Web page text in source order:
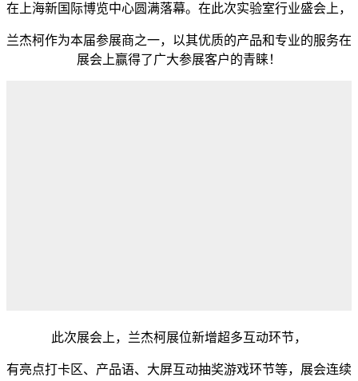
在上海新国际博览中心圆满落幕。在此次实验室行业盛会上，
兰杰柯作为本届参展商之一，以其优质的产品和专业的服务在
展会上赢得了广大参展客户的青睐！
此次展会上，兰杰柯展位新增超多互动环节，
有亮点打卡区、产品语、大屏互动抽奖游戏环节等，展会连续